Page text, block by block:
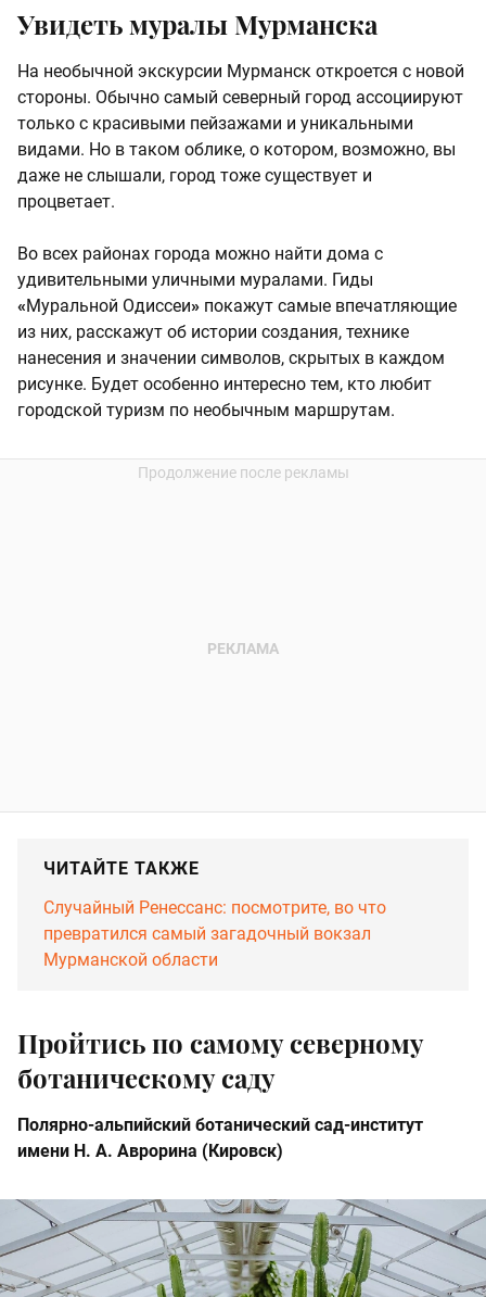
Увидеть муралы Мурманска
На необычной экскурсии Мурманск откроется с новой
стороны. Обычно самый северный город ассоциируют
только с красивыми пейзажами и уникальными
видами. Но в таком облике, о котором, возможно, вы
даже не слышали, город тоже существует и
процветает.
Во всех районах города можно найти дома с
удивительными уличными муралами. Гиды
«Муральной Одиссеи» покажут самые впечатляющие
из них, расскажут об истории создания, технике
нанесения и значении символов, скрытых в каждом
рисунке. Будет особенно интересно тем, кто любит
городской туризм по необычным маршрутам.
ЧИТАЙТЕ ТАКЖЕ
Случайный Ренессанс: посмотрите, во что
превратился самый загадочный вокзал
Мурманской области
Пройтись по самому северному
ботаническому саду
Полярно-альпийский ботанический сад-институт
имени Н. А. Аврорина (Кировск)